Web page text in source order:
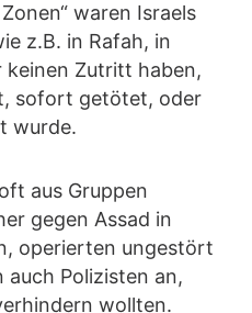
waren Israels
z.B. in Rafah, in
keinen Zutritt haben,
sofort getötet, oder
wurde.
aus Gruppen
gegen Assad in
operierten ungestört
Polizisten an,
wollten.